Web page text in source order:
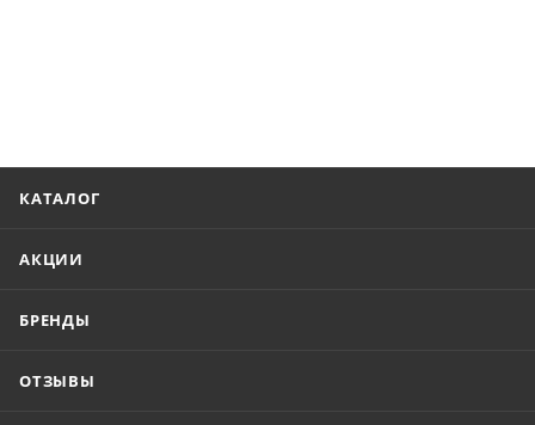
КАТАЛОГ
АКЦИИ
БРЕНДЫ
ОТЗЫВЫ